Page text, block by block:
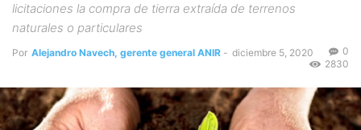
licitaciones la compra de tierra extraída de terrenos
naturales o particulares
Por Alejandro Navech, gerente general ANIR - diciembre 5, 2020
0
2830